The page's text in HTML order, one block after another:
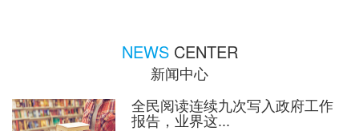
NEWSCENTER
新闻中心
全民阅读连续九次写入政府工作
报告，业界这...